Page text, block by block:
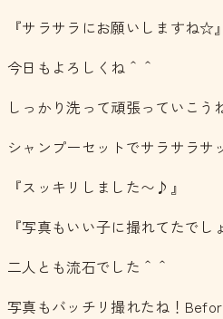
『サラサラにお願いしますね☆』
今日もよろしくね＾＾
しっかり洗って頑張っていこう
シャンプーセットでサラサラサ
『スッキリしました〜♪』
『写真もいい子に撮れてたでし
二人とも流石でした＾＾
写真もバッチリ撮れたね！